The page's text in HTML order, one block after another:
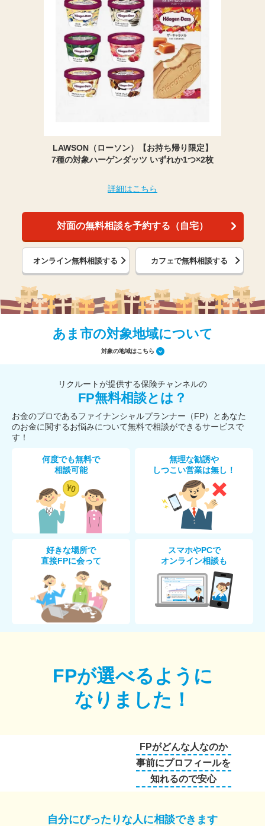
LAWSON（ローソン）【お持ち帰り限定】
7種の対象ハーゲンダッツ いずれか1つ×2枚
詳細はこちら
対面の無料相談を予約する（自宅）
オンライン無料相談する カフェで無料相談する
あま市の対象地域について
対象の地域はこちら
リクルートが提供する保険チャンネルの
FP無料相談とは？
お金のプロであるファイナンシャルプランナー（FP）とあなた
のお金に関するお悩みについて無料で相談ができるサービスで
す！
何度でも無料で
相談可能
無理な勧誘や
しつこい営業は無し！
好きな場所で
直接FPに会って
スマホやPCで
オンライン相談も
FPが選べるように
なりました！
FPがどんな人なのか
事前にプロフィールを
知れるので安心
自分にぴったりな人に相談できます